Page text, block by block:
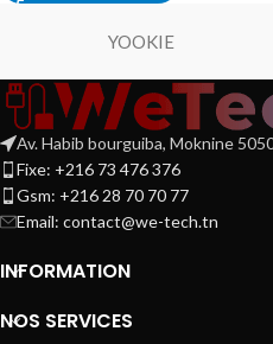
YOOKIE
Av. Habib bourguiba, Moknine
Fixe: +216 73 476 376
Gsm: +216 28 70 70 77
Email: contact@we-tech.tn
INFORMATION
NOS SERVICES